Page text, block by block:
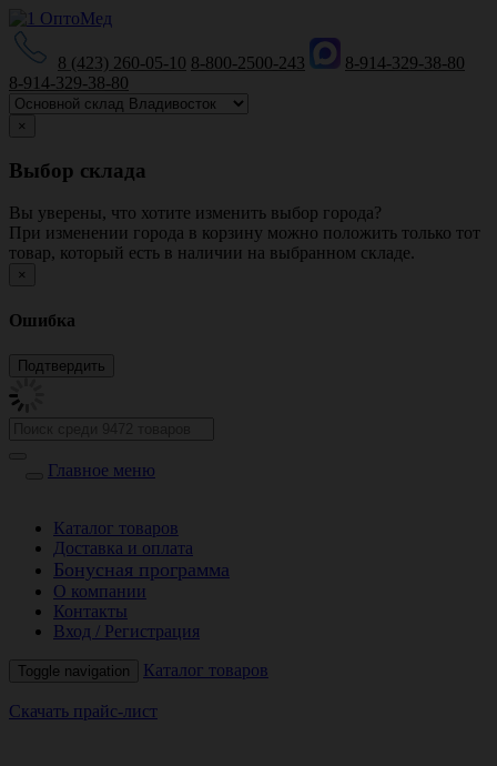
8 (423) 260-05-10 8-800-2500-243
8-914-329-38-80
8-914-329-38-80
×
Выбор склада
Вы уверены, что хотите изменить выбор города?
При изменении города в корзину можно положить только тот
товар, который есть в наличии на выбранном складе.
×
Ошибка
Главное меню
Каталог товаров
Доставка и оплата
Бонусная программа
О компании
Контакты
Вход / Регистрация
Toggle navigation Каталог товаров
Скачать прайс-лист